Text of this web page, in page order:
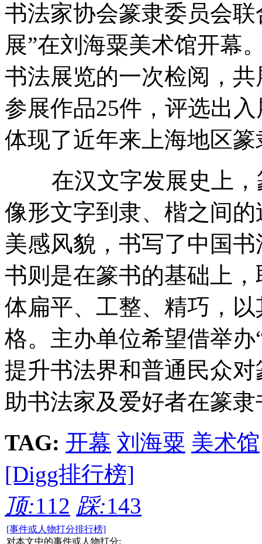
书法家协会篆隶委员会
展”在刘海粟美术馆开幕
书法展览的一次检阅，
参展作品25件，评选出
体现了近年来上海地区
在汉文字发展史上，
像形文字到隶、楷之间
美感风貌，书写了中国
书则是在篆书的基础上
体扁平、工整、精巧，
格。主办单位希望借举
提升书法界和普通民众
助书法家及爱好者在篆
TAG: 开幕 刘海粟 美术馆
[Digg排行榜]
顶:112 踩:143
[事件或人物打分排行榜]
对本文中的事件或人物打分: